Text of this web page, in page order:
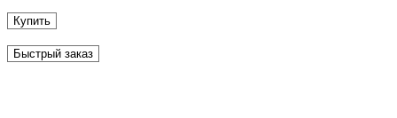
Купить
Быстрый заказ